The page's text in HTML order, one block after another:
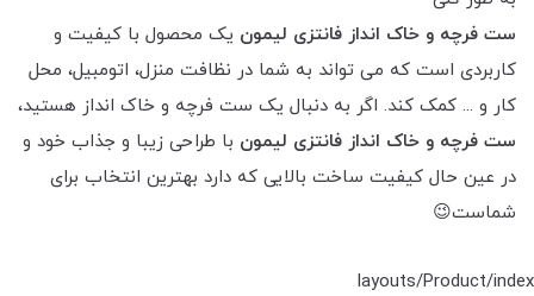
ست فرچه و خاک انداز فانتزی لیمون یک محصول با کیفیت و
کاربردی است که می تواند به شما در نظافت منزل، اتومبیل، محل
کار و ... کمک کند. اگر به دنبال یک ست فرچه و خاک انداز هستید،
ست فرچه و خاک انداز فانتزی لیمون با طراحی زیبا و جذاب خود و
در عین حال کیفیت ساخت بالایی که دارد بهترین انتخاب برای
شماست😉
layouts/Product/index